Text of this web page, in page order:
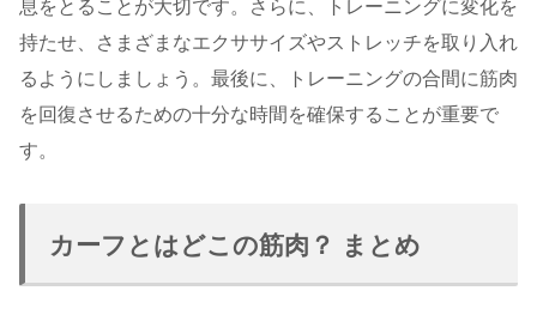
息をとることが大切です。さらに、トレーニングに変化を
持たせ、さまざまなエクササイズやストレッチを取り入れ
るようにしましょう。最後に、トレーニングの合間に筋肉
を回復させるための十分な時間を確保することが重要で
す。
カーフとはどこの筋肉？ まとめ